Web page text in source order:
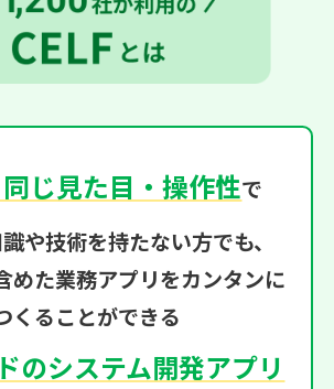
じ見た目・操作性で
や技術を持たない方でも、
めた業務アプリをカンタンに
くることができる
のシステム開発アプリ